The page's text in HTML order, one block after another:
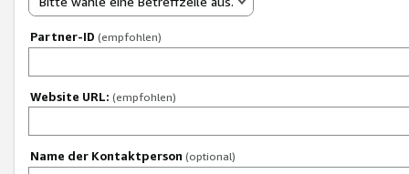
Partner-ID (empfohlen)
Website URL: (empfohlen)
Name der Kontaktperson (optional)